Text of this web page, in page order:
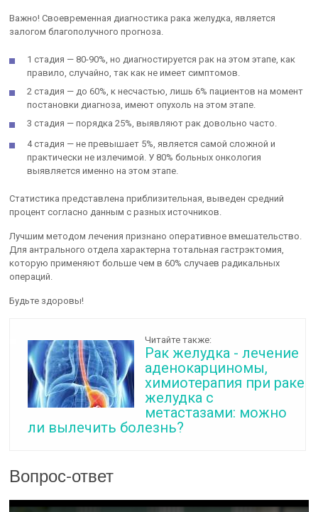
Важно! Своевременная диагностика рака желудка, является
залогом благополучного прогноза.
1 стадия — 80-90%, но диагностируется рак на этом этапе, как
правило, случайно, так как не имеет симптомов.
2 стадия — до 60%, к несчастью, лишь 6% пациентов на момент
постановки диагноза, имеют опухоль на этом этапе.
3 стадия — порядка 25%, выявляют рак довольно часто.
4 стадия — не превышает 5%, является самой сложной и
практически не излечимой. У 80% больных онкология
выявляется именно на этом этапе.
Статистика представлена приблизительная, выведен средний
процент согласно данным с разных источников.
Лучшим методом лечения признано оперативное вмешательство.
Для антрального отдела характерна тотальная гастрэктомия,
которую применяют больше чем в 60% случаев радикальных
операций.
Будьте здоровы!
Читайте также:
Рак желудка - лечение
аденокарциномы,
химиотерапия при раке
желудка с
метастазами: можно
ли вылечить болезнь?
Вопрос-ответ